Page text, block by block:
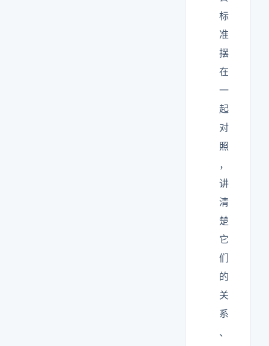
标
准
摆
在
一
起
对
照
，
讲
清
楚
它
们
的
关
系
、